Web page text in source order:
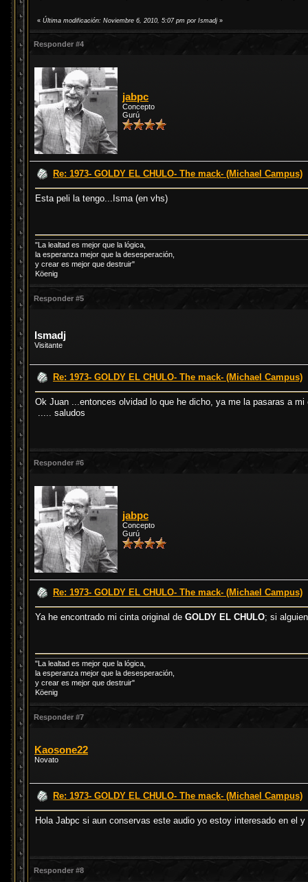
« Última modificación: Noviembre 6, 2010, 5:07 pm por Ismadj »
Responder #4
jabpc
Concepto
Gurú
Re: 1973- GOLDY EL CHULO- The mack- (Michael Campus)
Esta peli la tengo...Isma (en vhs)
"La lealtad es mejor que la lógica,
la esperanza mejor que la desesperación,
y crear es mejor que destruir"
Köenig
Responder #5
Ismadj
Visitante
Re: 1973- GOLDY EL CHULO- The mack- (Michael Campus)
Ok Juan ...entonces olvidad lo que he dicho, ya me la pasaras a
..... saludos
Responder #6
jabpc
Concepto
Gurú
Re: 1973- GOLDY EL CHULO- The mack- (Michael Campus)
Ya he encontrado mi cinta original de GOLDY EL CHULO; si
"La lealtad es mejor que la lógica,
la esperanza mejor que la desesperación,
y crear es mejor que destruir"
Köenig
Responder #7
Kaosone22
Novato
Re: 1973- GOLDY EL CHULO- The mack- (Michael Campus)
Hola Jabpc si aun conservas este audio yo estoy interesado en el
Responder #8